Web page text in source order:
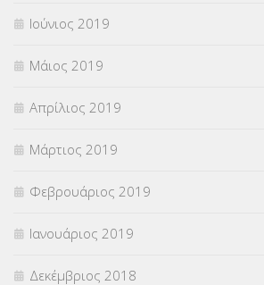
Ιούνιος 2019
Μάιος 2019
Απρίλιος 2019
Μάρτιος 2019
Φεβρουάριος 2019
Ιανουάριος 2019
Δεκέμβριος 2018